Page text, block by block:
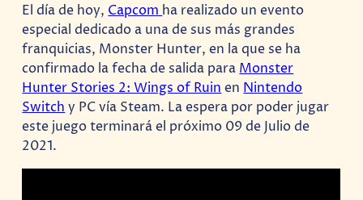
El día de hoy, Capcom ha realizado un evento
especial dedicado a una de sus más grandes
franquicias, Monster Hunter, en la que se ha
confirmado la fecha de salida para Monster
Hunter Stories 2: Wings of Ruin en Nintendo
Switch y PC vía Steam. La espera por poder jugar
este juego terminará el próximo 09 de Julio de
2021.